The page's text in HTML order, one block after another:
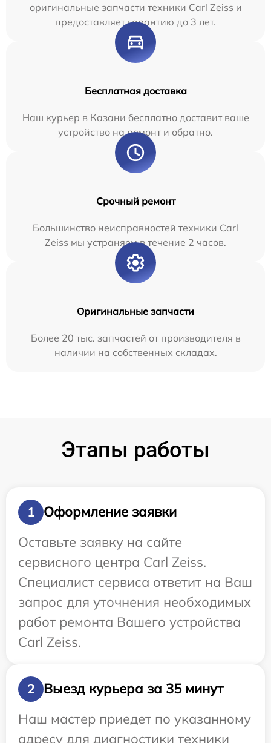
оригинальные запчасти техники Carl Zeiss и
предоставляет гарантию до 3 лет.
Бесплатная доставка
Наш курьер в Казани бесплатно доставит ваше
устройство на ремонт и обратно.
Срочный ремонт
Большинство неисправностей техники Carl
Zeiss мы устраняем в течение 2 часов.
Оригинальные запчасти
Более 20 тыс. запчастей от производителя в
наличии на собственных складах.
Этапы работы
1
Оформление заявки
Оставьте заявку на сайте
сервисного центра Carl Zeiss.
Специалист сервиса ответит на Ваш
запрос для уточнения необходимых
работ ремонта Вашего устройства
Carl Zeiss.
2
Выезд курьера за 35 минут
Наш мастер приедет по указанному
адресу для диагностики техники